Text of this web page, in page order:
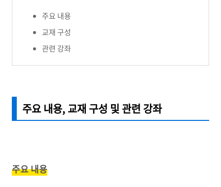
주요 내용
교재 구성
관련 강좌
주요 내용, 교재 구성 및 관련 강좌
주요 내용